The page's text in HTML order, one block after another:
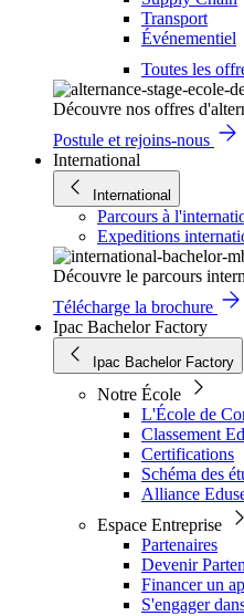
Transport
Événementiel
Toutes les
Découvre nos offres
Postule et rejoins-nous
International
International
Parcours à
Expeditions
Découvre le parcours
Télécharge la brochure
Ipac Bachelor Factory
Ipac Bachelor Factory
Notre École
L'École de
Classement
Certifications
Schéma des
Alliance
Espace Entreprise
Partenaires
Devenir
Financer un
S'engager